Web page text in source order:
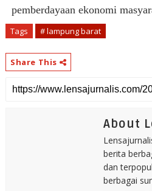
pemberdayaan ekonomi
Tags # lampung barat
Share This
About
berita
dan
berbagai